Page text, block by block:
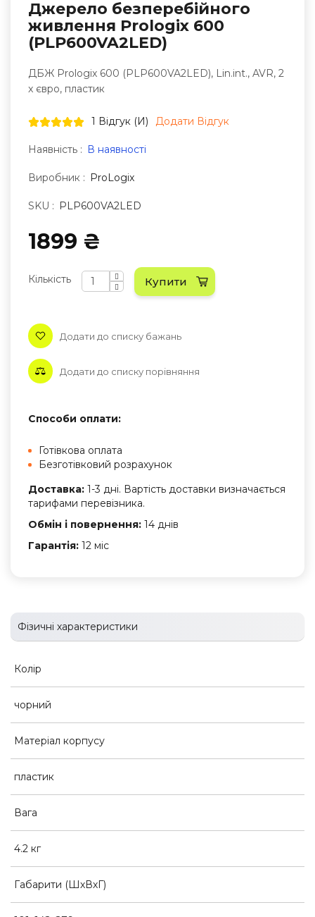
Джерело безперебійного
живлення Prologix 600
(PLP600VA2LED)
ДБЖ Prologix 600 (PLP600VA2LED), Lin.int., AVR, 2
x євро, пластик
1 Відгук (и) Додати Відгук
Наявність : В наявності
Виробник : ProLogix
SKU : PLP600VA2LED
1899 ₴
Кількість Купити
Додати до списку бажань
Додати до списку порівняння
Способи оплати:
Готівкова оплата
Безготівковий розрахунок
Доставка: 1-3 дні. Вартість доставки визначається
тарифами перевізника.
Обмін і повернення: 14 днів
Гарантія: 12 міс
Фізичні характеристики
Колір
чорний
Матеріал корпусу
пластик
Вага
4.2 кг
Габарити (ШхВхГ)